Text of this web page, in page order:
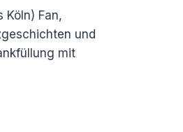
Köln) Fan,
und
mit